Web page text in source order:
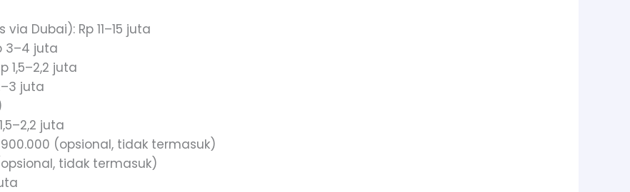
Dubai): Rp 11–15 juta
3–4 juta
1,5–2,2 juta
juta
juta
900.000 (opsional, tidak termasuk)
tidak termasuk)